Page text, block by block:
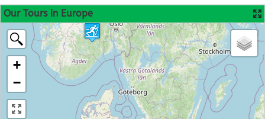
Our Tours in Europe
+
−